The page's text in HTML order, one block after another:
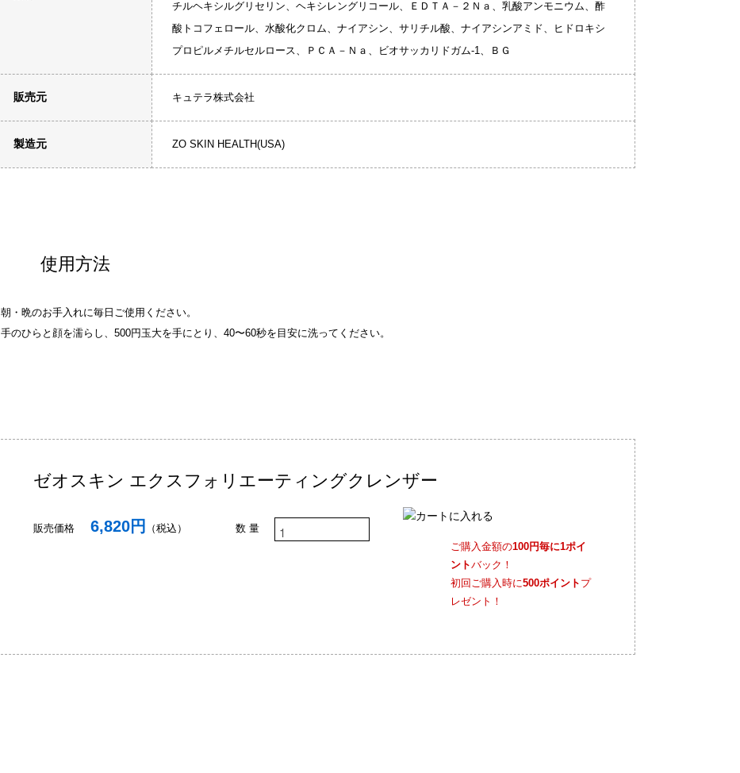
チルヘキシルグリセリン、ヘキシレングリコール、ＥＤＴＡ－２Ｎａ、乳酸アンモニウム、酢
酸トコフェロール、水酸化クロム、ナイアシン、サリチル酸、ナイアシンアミド、ヒドロキシ
プロピルメチルセルロース、ＰＣＡ－Ｎａ、ビオサッカリドガム-1、ＢＧ
販売元 キュテラ株式会社
製造元 ZO SKIN HEALTH(USA)
使用方法
朝・晩のお手入れに毎日ご使用ください。
手のひらと顔を濡らし、500円玉大を手にとり、40〜60秒を目安に洗ってください。
ゼオスキン エクスフォリエーティングクレンザー
販売価格 6,820円 （税込）
数 量
ご購入金額の100円毎に1ポイ
ントバック！
初回ご購入時に500ポイント プ
レゼント！